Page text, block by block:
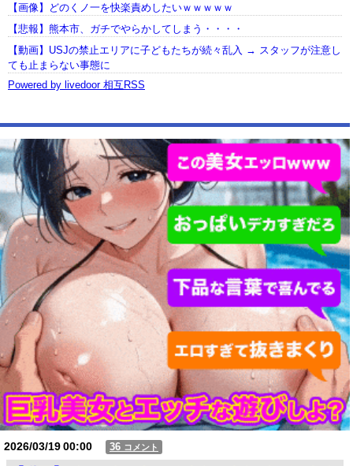
【画像】どのくノ一を快楽責めしたいｗｗｗｗｗ
【悲報】熊本市、ガチでやらかしてしまう・・・・
【動画】USJの禁止エリアに子どもたちが続々乱入 → スタッフが注意し
ても止まらない事態に
Powered by livedoor 相互RSS
2026/03/1900:00 36 コメント